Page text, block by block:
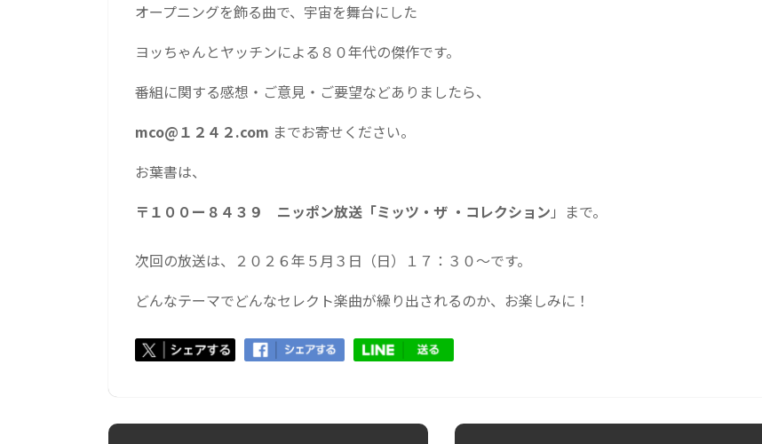
オープニングを飾る曲で、宇宙を舞台にした
ヨッちゃんとヤッチンによる８０年代の傑作です。
番組に関する感想・ご意見・ご要望などありましたら、
mco@１２４２.com までお寄せください。
お葉書は、
〒１００ー８４３９ ニッポン放送「ミッツ・ザ ・コレクション 」まで。
次回の放送は、２０２６年５月３日（日）１７：３０〜です。
どんなテーマでどんなセレクト楽曲が繰り出されるのか、お楽しみに！